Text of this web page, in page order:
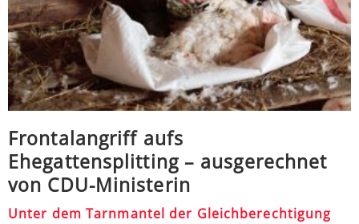
Frontalangriff aufs
Ehegattensplitting – ausgerechnet
von CDU-Ministerin
Unter dem Tarnmantel der Gleichberechtigung